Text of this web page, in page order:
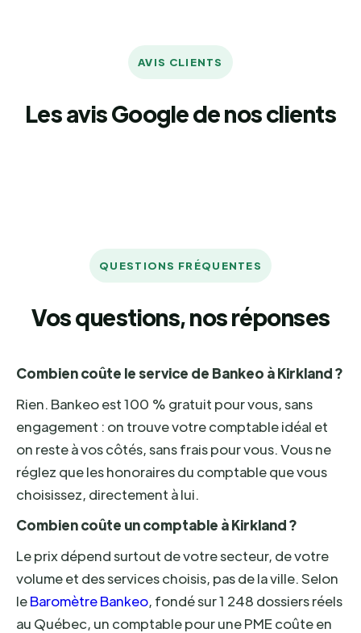
AVIS CLIENTS
Les avis Google de nos clients
QUESTIONS FRÉQUENTES
Vos questions, nos réponses
Combien coûte le service de Bankeo à Kirkland ?
Rien. Bankeo est 100 % gratuit pour vous, sans
engagement : on trouve votre comptable idéal et
on reste à vos côtés, sans frais pour vous. Vous ne
réglez que les honoraires du comptable que vous
choisissez, directement à lui.
Combien coûte un comptable à Kirkland ?
Le prix dépend surtout de votre secteur, de votre
volume et des services choisis, pas de la ville. Selon
leBaromètre Bankeo, fondé sur 1 248 dossiers réels
au Québec, un comptable pour une PME coûte en